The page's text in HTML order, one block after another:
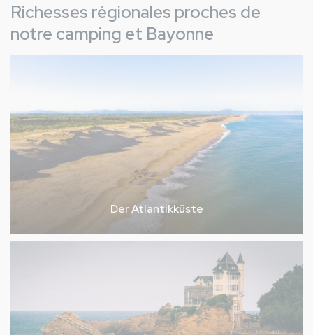
Richesses régionales proches de
notre camping et Bayonne
Der Atlantikküste